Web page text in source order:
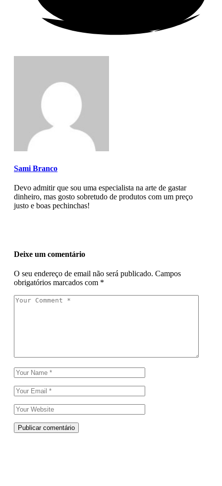
Sami Branco
Devo admitir que sou uma especialista na arte de gastar
dinheiro, mas gosto sobretudo de produtos com um preço
justo e boas pechinchas!
Deixe um comentário
O seu endereço de email não será publicado. Campos
obrigatórios marcados com *
Publicar comentário